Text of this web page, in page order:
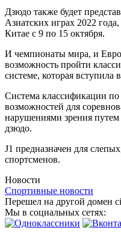
Дзюдо также будет
Азиатских играх 2022
Китае с 9 по 15 октября.
И чемпионаты мира, и
возможность пройти
системе, которая вступила
Система классификации по
возможностей для
нарушениями зрения путем
дзюдо.
J1 предназначен для
спортсменов.
Новости
Спортивные новости
Перешел на другой домен
Мы в социальных сетях: